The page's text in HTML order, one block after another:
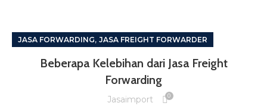
JASA FORWARDING, JASA FREIGHT FORWARDER
Beberapa Kelebihan dari Jasa Freight
Forwarding
Jasaimport 0